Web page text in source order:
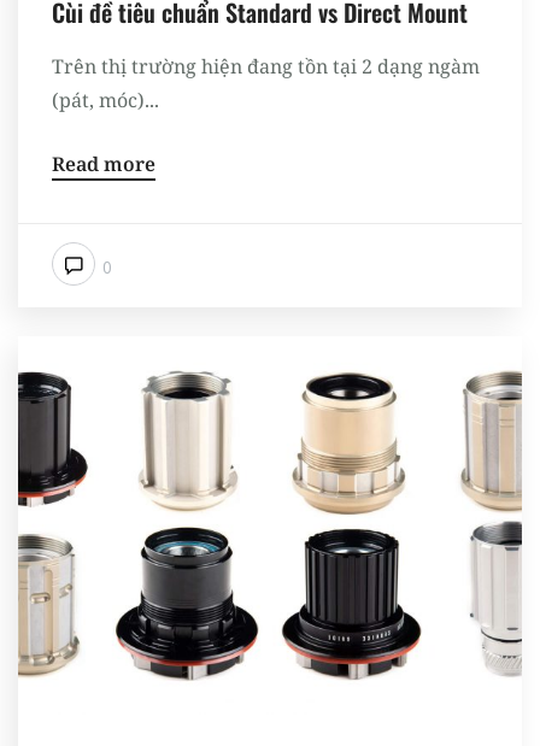
Cùi đề tiêu chuẩn Standard vs Direct Mount
Trên thị trường hiện đang tồn tại 2 dạng ngàm
(pát, móc)...
Read more
0